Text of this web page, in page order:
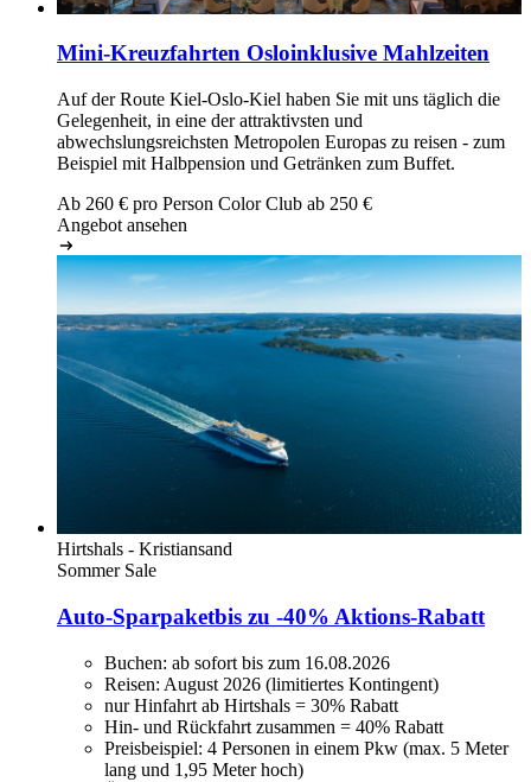
Mini-Kreuzfahrten Osloinklusive Mahlzeiten
Auf der Route Kiel-Oslo-Kiel haben Sie mit uns täglich die
Gelegenheit, in eine der attraktivsten und
abwechslungsreichsten Metropolen Europas zu reisen - zum
Beispiel mit Halbpension und Getränken zum Buffet.
Ab 260 € pro Person Color Club ab 250 €
Angebot ansehen
Hirtshals - Kristiansand
Sommer Sale
Auto-Sparpaketbis zu -40% Aktions-Rabatt
Buchen: ab sofort bis zum 16.08.2026
Reisen: August 2026 (limitiertes Kontingent)
nur Hinfahrt ab Hirtshals = 30% Rabatt
Hin- und Rückfahrt zusammen = 40% Rabatt
Preisbeispiel: 4 Personen in einem Pkw (max. 5 Meter
lang und 1,95 Meter hoch)